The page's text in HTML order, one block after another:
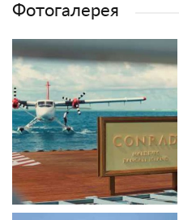
Фотогалерея